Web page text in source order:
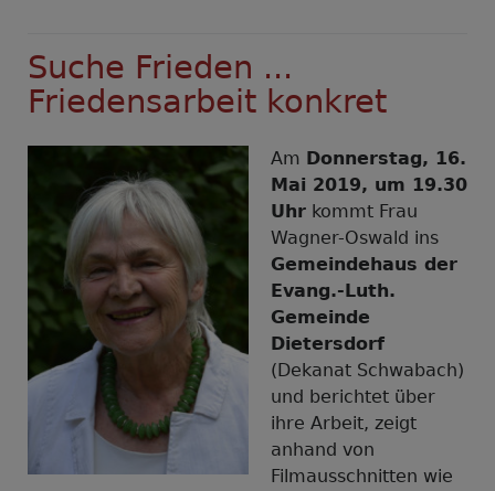
Frieden
und
jage
ihm
nach"
in
Oberstaufen
Suche Frieden ...
Friedensarbeit konkret
Am Donnerstag, 16.
Mai 2019, um 19.30
Uhr kommt Frau
Wagner-Oswald ins
Gemeindehaus der
Evang.-Luth.
Gemeinde
Dietersdorf
(Dekanat Schwabach)
und berichtet über
ihre Arbeit, zeigt
anhand von
Filmausschnitten wie